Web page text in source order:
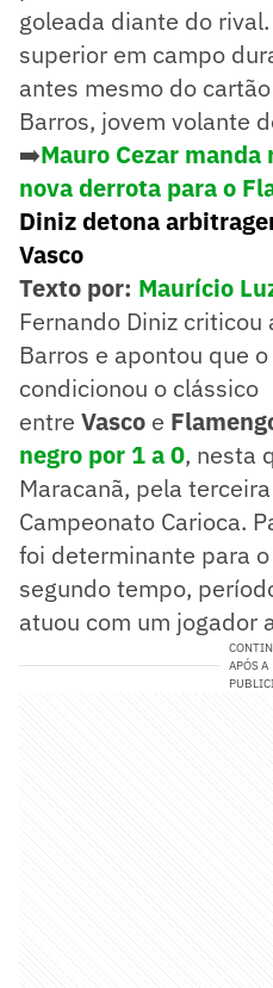
goleada diante do
superior em campo
antes mesmo do
Barros, jovem volante
➡️Mauro Cezar manda
nova derrota para o
Diniz detona
Vasco
Texto por: Maurício
Fernando Diniz criticou
Barros e apontou que
condicionou o clássico
entre Vasco e
negro por 1 a 0, nesta
Maracanã, pela
Campeonato Carioca.
foi determinante para
segundo tempo,
atuou com um jogador
APÓS A